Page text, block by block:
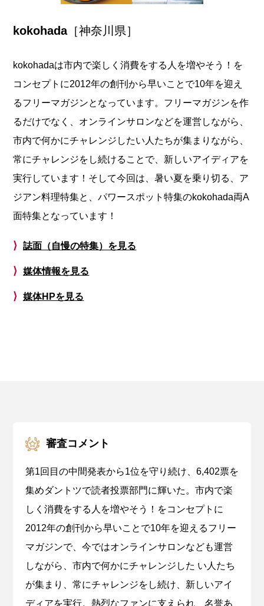
kokohada［神奈川県］
kokohadaは市内で楽しく消費をする人を増やそう！を
コンセプトに2012年の創刊から早いことで10年を迎え
るフリーマガジンとなっています。フリーマガジンを作
るだけでなく、オンラインサロンなどを運営しながら、
市内で何かにチャレンジしたい人たちが集まりながら、
常にチャレンジをし続けることで、新しいアイディアを
実行しています！そして今回は、暑い夏を乗り切る、ア
ジアン料理特集と、パワースポット特集のkokohada両A
面特集となっています！
⟩ 誌面（自慢の特集）を見る
⟩ 媒体情報を見る
⟩ 媒体HPを見る
審査コメント
第1回目の中間発表から1位を守り続け、6,402票を
集めダントツで読者投票部門に輝いた。市内で楽
しく消費をする人を増やそう！をコンセプトに
2012年の創刊から早いことで10年を迎えるフリー
マガジンで、今ではオンラインサロンなども運営
しながら、市内で何かにチャレンジした い人たち
が集まり、常にチャレンジをし続け、新しいアイ
ディアを実行。熱烈なファンに支えられ、名誉あ